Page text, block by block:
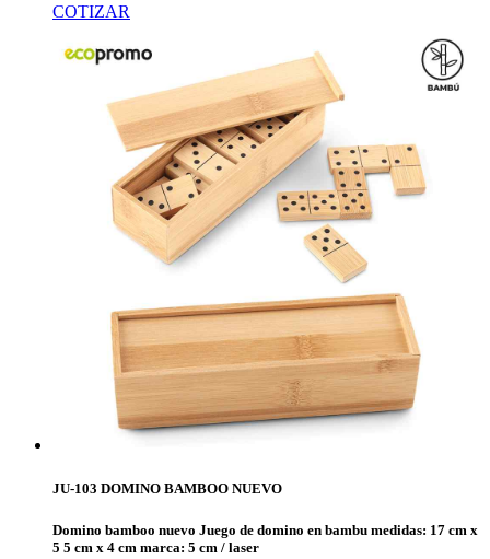
COTIZAR
JU-103 DOMINO BAMBOO NUEVO
Domino bamboo nuevo Juego de domino en bambu medidas: 17 cm x
5 5 cm x 4 cm marca: 5 cm / laser